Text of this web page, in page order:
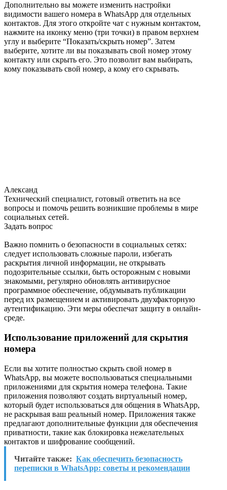
Дополнительно вы можете изменить настройки
видимости вашего номера в WhatsApp для отдельных
контактов. Для этого откройте чат с нужным контактом,
нажмите на иконку меню (три точки) в правом верхнем
углу и выберите “Показать/скрыть номер”. Затем
выберите, хотите ли вы показывать свой номер этому
контакту или скрыть его. Это позволит вам выбирать,
кому показывать свой номер, а кому его скрывать.
Александ
Технический специалист, готовый ответить на все
вопросы и помочь решить возникшие проблемы в мире
социальных сетей.
Задать вопрос
Важно помнить о безопасности в социальных сетях:
следует использовать сложные пароли, избегать
раскрытия личной информации, не открывать
подозрительные ссылки, быть осторожным с новыми
знакомыми, регулярно обновлять антивирусное
программное обеспечение, обдумывать публикации
перед их размещением и активировать двухфакторную
аутентификацию. Эти меры обеспечат защиту в онлайн-
среде.
Использование приложений для скрытия
номера
Если вы хотите полностью скрыть свой номер в
WhatsApp, вы можете воспользоваться специальными
приложениями для скрытия номера телефона. Такие
приложения позволяют создать виртуальный номер,
который будет использоваться для общения в WhatsApp,
не раскрывая ваш реальный номер. Приложения также
предлагают дополнительные функции для обеспечения
приватности, такие как блокировка нежелательных
контактов и шифрование сообщений.
Читайте также: Как обеспечить безопасность
переписки в WhatsApp: советы и рекомендации